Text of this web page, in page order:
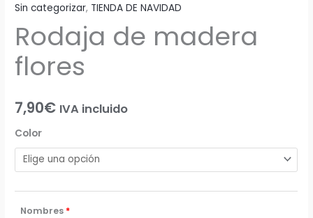
Sin categorizar, TIENDA DE NAVIDAD
Rodaja de madera
flores
7,90€ IVA incluido
Color
Nombres *